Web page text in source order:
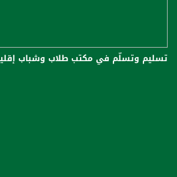
تسليم وتسلّم في مكتب طلاب وشباب